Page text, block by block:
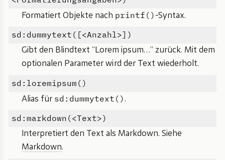
Formatiert Objekte nach printf() -Syntax.
sd:dummytext([<Anzahl>])
Gibt den Blindtext “Lorem ipsum…” zurück. Mit dem
optionalen Parameter wird der Text wiederholt.
sd:loremipsum()
Alias für sd:dummytext() .
sd:markdown(<Text>)
Interpretiert den Text als Markdown. Siehe
Markdown.